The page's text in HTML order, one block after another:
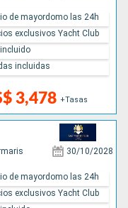
3,478 +Tasas
de mayordomo las 24h
exclusivos Yacht Club
incluidas
30/10/2028
de mayordomo las 24h
exclusivos Yacht Club